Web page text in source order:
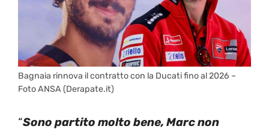
Bagnaia rinnova il contratto con la Ducati fino al 2026 –
Foto ANSA (Derapate.it)
“Sono partito molto bene, Marc non